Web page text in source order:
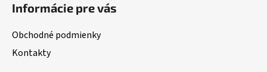
Informácie pre vás
Obchodné podmienky
Kontakty